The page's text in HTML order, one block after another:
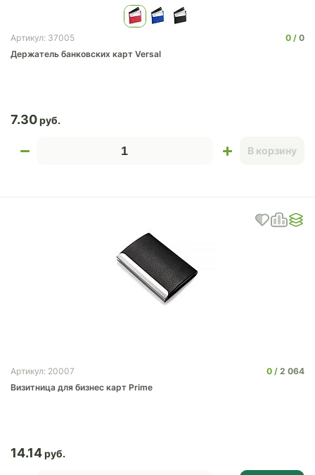
Артикул: 37005 0
0
Держатель банковских карт Versal
7.30
В корзину
Артикул: 20007 0
2 064
Визитница для бизнес карт Prime
14.14